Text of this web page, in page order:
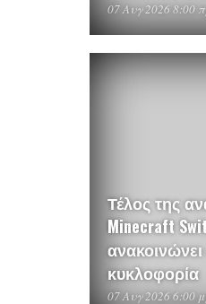
07 Αυγ 2026 8:00
Τέλος της
Minecraft
κυκλοφορία
07 Αυγ 2026 6:00